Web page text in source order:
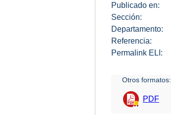
Publicado en:
Sección:
Departamento:
Referencia:
Permalink ELI:
Otros formatos:
PDF